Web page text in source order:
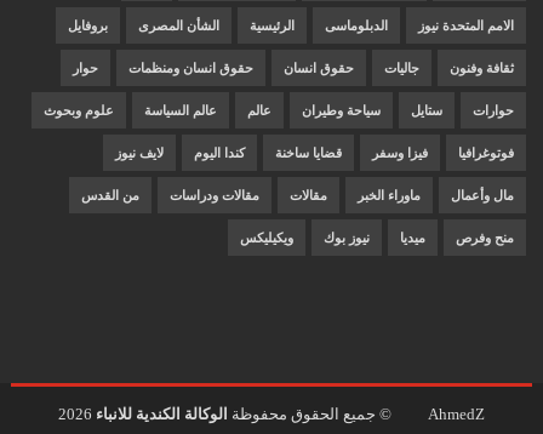
الامم المتحدة نيوز الدبلوماسى الرئيسية الشأن المصرى بروفايل
ثقافة وفنون جاليات حقوق انسان حقوق انسان ومنظمات حوار
حوارات ستايل سياحة وطيران عالم عالم السياسة علوم وبحوث
فوتوغرافيا فيزا وسفر قضايا ساخنة كندا اليوم لايف نيوز
مال وأعمال ماوراء الخبر مقالات مقالات ودراسات من القدس
منح وفرص ميديا نيوز بوك ويكيليكس
AhmedZ © جميع الحقوق محفوظة الوكالة الكندية للانباء 2026